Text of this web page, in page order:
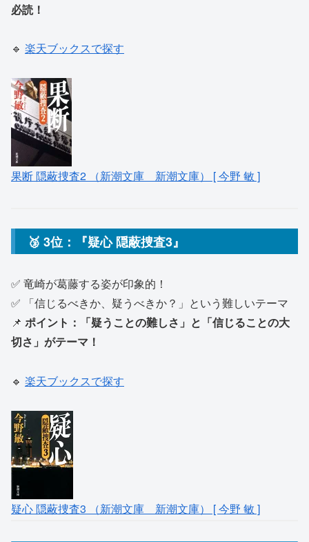
必読！
🔹 楽天ブックスで探す
果断 隠蔽捜査2 （新潮文庫 新潮文庫） [ 今野 敏 ]
🥉 3位：『疑心 隠蔽捜査3』
✅ 竜崎が葛藤する姿が印象的！
✅ 「信じるべきか、疑うべきか？」という難しいテーマ
📌 ポイント：「疑うことの難しさ」と「信じることの大
切さ」がテーマ！
🔹 楽天ブックスで探す
疑心 隠蔽捜査3 （新潮文庫 新潮文庫） [ 今野 敏 ]